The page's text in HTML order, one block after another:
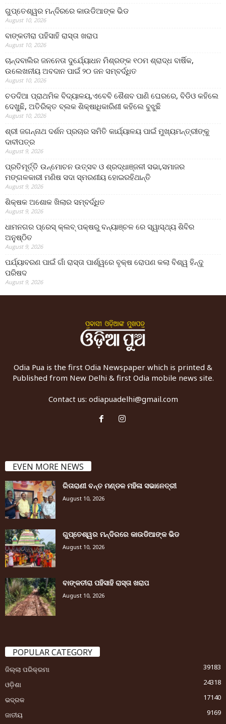
ଗୁପ୍ତେଶ୍ୱର ମନ୍ଦିରରେ କାଉଡିଆଙ୍କ ଭିଡ
August 10, 2026
ବାଙ୍କତୀରା ପହିସାହି ରାସ୍ତା ଖରାପ
August 10, 2026
ଚାନ୍ଦବାଲିର ଜନନେତା ଦୁର୍ଯ୍ୟୋଧନ ମିଶ୍ରଙ୍କ ୧୦ମ ଶ୍ରାଦ୍ଧ ବାର୍ଷିକ,
ଉଲେଖନୀୟ ଅବଦାନ ପାଇଁ ୨୦ ଜନ ସମ୍ବର୍ଦ୍ଧିତ
August 10, 2026
ଚଡଦିଆ ପ୍ରାଥମିକ ବିଦ୍ୟାଳୟ,ଏବେବି ଶୈଶବ ପାଣି ଘେରରେ, ବିଡିଓ କହିଲେ
ଦେଖୁଛି, ଅତିରିକ୍ତ ବ୍ଲକ ଶିକ୍ଷାଧିକାରିଣୀ କହିଲେ ବୁଝୁଛି
August 10, 2026
ଶ୍ରୀ ଜଗନ୍ନାଥ ଦର୍ଶନ ପ୍ରଚାର ସମିତି କାର୍ଯ୍ୟାଳୟ ପାଇଁ ମୁଖ୍ୟମନ୍ତ୍ରୀଙ୍କୁ
ଦାବୀପତ୍ର
August 9, 2026
ପ୍ରତିମୂର୍ତ୍ତି ଉନ୍ମୋଚନ ଉତ୍ସବ ଓ ଶ୍ରଦ୍ଧାଞ୍ଜଳୀ ସଭା,ସମାଜର
ମଙ୍ଗଳକାରୀ ମଣିଷ ସଦା ସ୍ମରଣୀୟ ହୋଇରହିଥାନ୍ତି
August 9, 2026
ଶିକ୍ଷକ ଅଶୋକ ଖିଲାର ସମ୍ବର୍ଦ୍ଧିତ
August 9, 2026
ଧାମନଗର ପ୍ରେସ୍ କ୍ଲବ୍ ପକ୍ଷରୁ ବନ୍ୟାଞ୍ଚଳ ରେ ସ୍ୱାସ୍ଥ୍ୟ ଶିବିର
ଅନୁଷ୍ଠିତ
August 9, 2026
ପର୍ଯ୍ୟାବରଣ ପାଇଁ ଗାଁ ରାସ୍ତା ପାର୍ଶ୍ୱରେ ବୃକ୍ଷ ରୋପଣ କଲା ବିଶ୍ୱ ହିନ୍ଦୁ
ପରିଷଦ
August 9, 2026
Odia Pua is the first Odia Newspaper which is printed &
Published from New Delhi & first Odia mobile news site.
Contact us: odiapuadelhi@gmail.com
EVEN MORE NEWS
ରିତାରାଣୀ ବନ୍ତ ମଣ୍ଡଳ ମହିଳା ସଭାନେତ୍ରୀ
August 10, 2026
ଗୁପ୍ତେଶ୍ୱର ମନ୍ଦିରରେ କାଉଡିଆଙ୍କ ଭିଡ
August 10, 2026
ବାଙ୍କତୀରା ପହିସାହି ରାସ୍ତା ଖରାପ
August 10, 2026
POPULAR CATEGORY
ଜିଲ୍ଲା ପରିକ୍ରମା
39183
ଓଡ଼ିଶା
24318
ଭଦ୍ରକ
17140
ଜାତୀୟ
9169